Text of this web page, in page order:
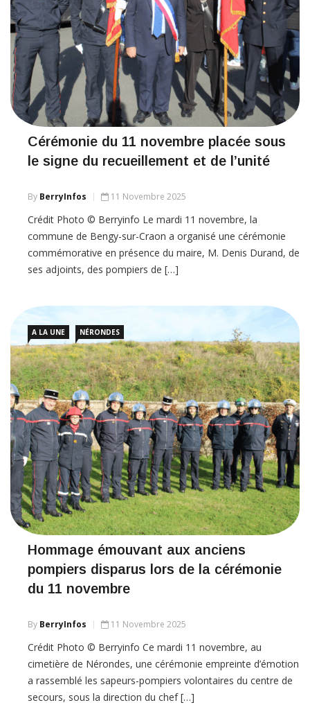
Cérémonie du 11 novembre placée sous
le signe du recueillement et de l’unité
By BerryInfos 11 Novembre 2025
Crédit Photo © Berryinfo Le mardi 11 novembre, la
commune de Bengy-sur-Craon a organisé une cérémonie
commémorative en présence du maire, M. Denis Durand, de
ses adjoints, des pompiers de […]
A LA UNE NÉRONDES
Hommage émouvant aux anciens
pompiers disparus lors de la cérémonie
du 11 novembre
By BerryInfos 11 Novembre 2025
Crédit Photo © Berryinfo Ce mardi 11 novembre, au
cimetière de Nérondes, une cérémonie empreinte d’émotion
a rassemblé les sapeurs-pompiers volontaires du centre de
secours, sous la direction du chef […]